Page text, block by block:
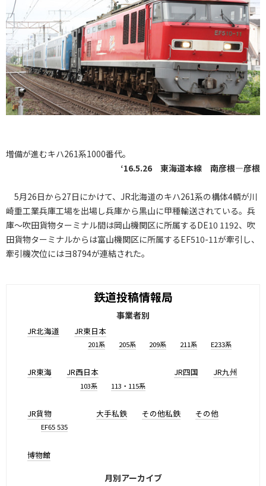
増備が進むキハ261系1000番代。
‘16.5.26 東海道本線 南彦根―彦根
5月26日から27日にかけて、JR北海道のキハ261系の構体4輌が川
崎重工業兵庫工場を出場し兵庫から黒山に甲種輸送されている。兵
庫～吹田貨物ターミナル間は岡山機関区に所属するDE10 1192、吹
田貨物ターミナルからは富山機関区に所属するEF510-11が牽引し、
牽引機次位にはヨ8794が連結された。
鉄道投稿情報局
事業者別
JR北海道 JR東日本
201系 205系 209系 211系 E233系
JR東海 JR西日本
103系 113・115系
JR四国 JR九州
JR貨物
EF65 535
大手私鉄 その他私鉄 その他
博物館
月別アーカイブ